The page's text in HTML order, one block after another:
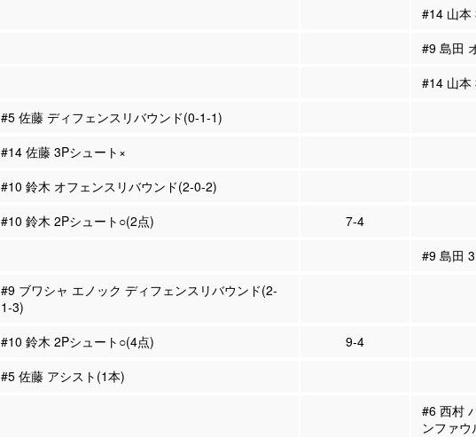
#14 山本
#9 島田
#14 山本
#5 佐藤 ディフェンスリバウンド(0-1-1)
#14 佐藤 3Pシュート×
#10 鈴木 オフェンスリバウンド(2-0-2)
#10 鈴木 2Pシュート○(2点)
7-4
#9 島田
#9 ブワシャ エノック ディフェンスリバウンド(2-
1-3)
#10 鈴木 2Pシュート○(4点)
9-4
#5 佐藤 アシスト(1本)
#6 西村
ンファウ